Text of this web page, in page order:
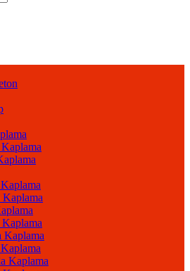
Kaplama
Kaplama
Kaplama